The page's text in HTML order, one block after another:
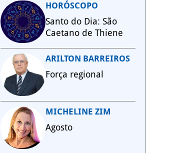
HORÓSCOPO
Santo do Dia: São
Caetano de Thiene
ARILTON BARREIROS
Força regional
MICHELINE ZIM
Agosto